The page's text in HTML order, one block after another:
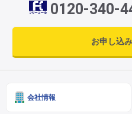
0120-340-
お申し込
会社情報